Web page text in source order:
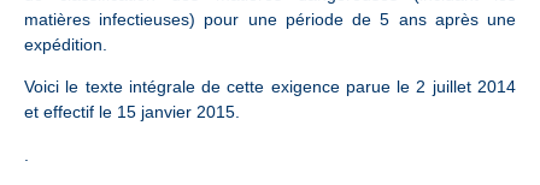
matières infectieuses) pour une période de 5 ans après une
expédition.
Voici le texte intégrale de cette exigence parue le 2 juillet 2014
et effectif le 15 janvier 2015.